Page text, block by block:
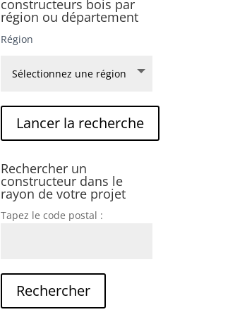
constructeurs bois par
région ou département
Région
Rechercher un
constructeur dans le
rayon de votre projet
Tapez le code postal :